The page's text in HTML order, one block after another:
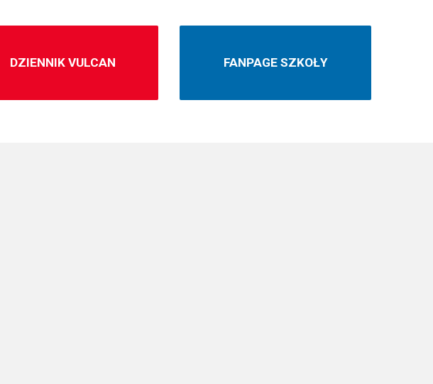
DZIENNIK VULCAN FANPAGE SZKOŁY